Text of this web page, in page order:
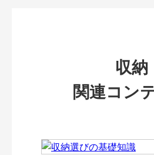
収納
関連コン